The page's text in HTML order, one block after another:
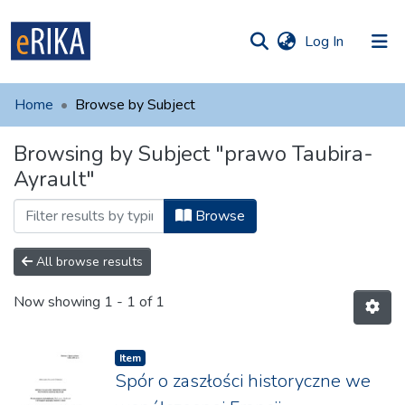
Log In (current)
UAFM
For authors
Help
Contact
Home Browse by Subject
Browsing by Subject "prawo Taubira-
Ayrault"
Browse
All browse results
Now showing 1 - 1 of 1
Item
Spór o zaszłości historyczne we